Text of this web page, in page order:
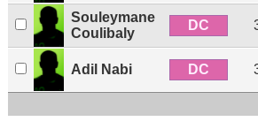
Souleymane
Coulibaly
DC
Adil Nabi DC